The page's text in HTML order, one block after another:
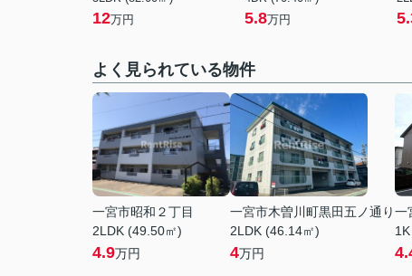
12万円 5.8万円
よく見られている物件
一宮市昭和２丁目
2LDK (49.50㎡)
4.9万円
一宮市木曽川町黒田五ノ通り
2LDK (46.14㎡)
4万円
一